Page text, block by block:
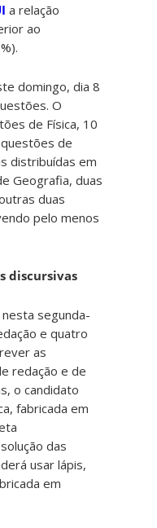
a relação
ao
domingo, dia 8
O
de Física, 10
de
distribuídas em
Geografia, duas
duas
pelo menos
discursivas
segunda-
e quatro
as
redação e de
o candidato
fabricada em
das
usar lápis,
em